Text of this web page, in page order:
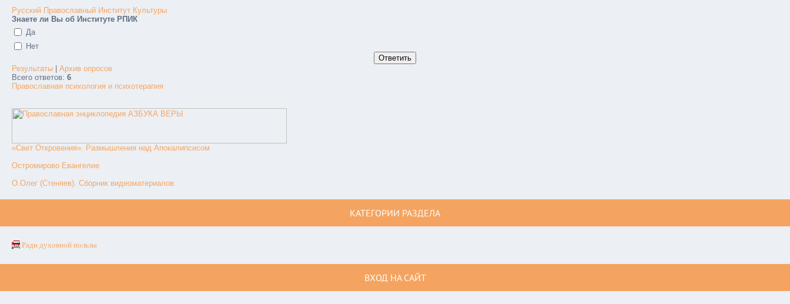
Русский Православный Институт Культуры
Знаете ли Вы об Институте РПИК
Да
Нет
Результаты
Архив опросов
Всего ответов: 6
Православная психология и психотерапия
«Свет Откровения». Размышления над Апокалипсисом
Остромирово Евангелие
О.Олег (Стеняев). Сборник видеоматериалов
КАТЕГОРИИ РАЗДЕЛА
Ради духовной пользы
ВХОД НА САЙТ